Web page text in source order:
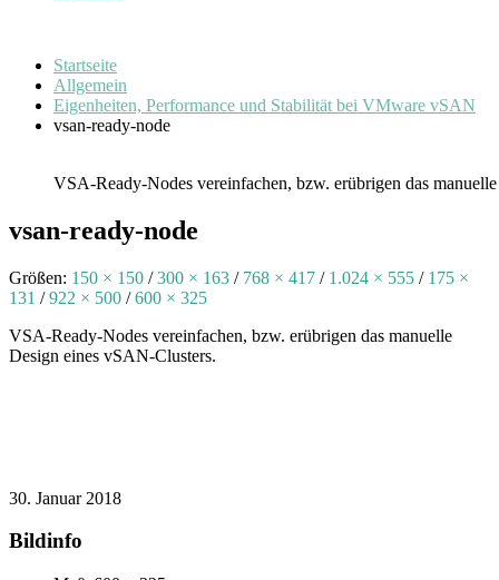
Startseite
Allgemein
Eigenheiten, Performance und Stabilität bei VMware vSAN
vsan-ready-node
VSA-Ready-Nodes vereinfachen, bzw. erübrigen das
vsan-ready-node
Größen: 150 × 150 / 300 × 163 / 768 × 417 / 1.024 × 555 / 175 ×
131 / 922 × 500 / 600 × 325
VSA-Ready-Nodes vereinfachen, bzw. erübrigen das manuelle
Design eines vSAN-Clusters.
30. Januar 2018
Bildinfo